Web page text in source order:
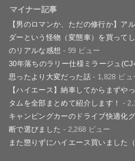
マイナー記事
【男のロマンか、ただの修行か】ア
ダーという怪物（変態車）を買って
のリアルな感想 - 99 ビュー
30年落ちのラリー仕様ミラージュ
思ったより大変だった話- 1,828 ビュ
【ハイエース】納車してからまずや
タムを全部まとめて紹介します！
-
キャンピングカーのドライブ快適化
断で選びました - 2,268 ビュー
また懲りずにハイエース買いました